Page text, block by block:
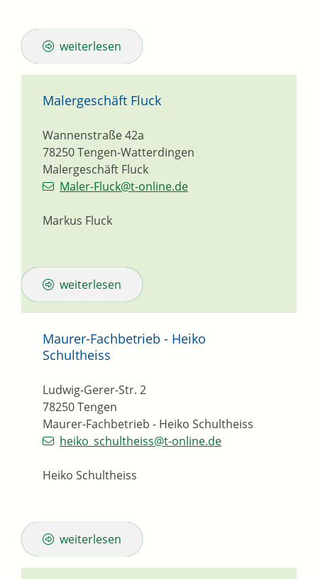
weiterlesen
Malergeschäft Fluck
Malergeschäft Fluck
Wannenstraße 42a
78250Tengen-Watterdingen
Maler-Fluck@t-online.de
Markus Fluck
weiterlesen
Maurer-Fachbetrieb - Heiko
Schultheiss
Maurer-Fachbetrieb - Heiko Schultheiss
Ludwig-Gerer-Str. 2
78250Tengen
heiko_schultheiss@t-online.de
Heiko Schultheiss
weiterlesen